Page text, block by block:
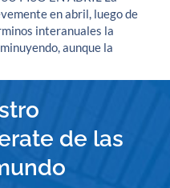
en abril, luego de
interanuales la
aunque la
de las